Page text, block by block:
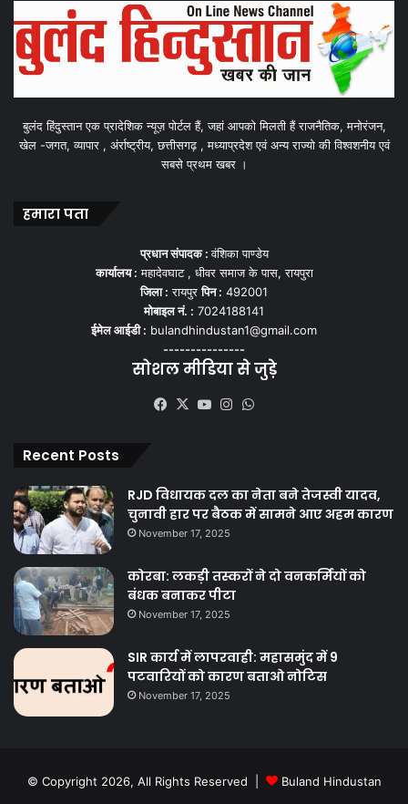
बुलंद हिंदुस्तान एक प्रादेशिक न्यूज़ पोर्टल हैं, जहां आपको मिलती हैं राजनैतिक, मनोरंजन,
खेल -जगत, व्यापार , अंर्राष्ट्रीय, छत्तीसगढ़ , मध्याप्रदेश एवं अन्य राज्यो की विश्वशनीय एवं
सबसे प्रथम खबर ।
हमारा पता
प्रधान संपादक :वंशिका पाण्डेय
कार्यालय : महादेवघाट , धीवर समाज के पास, रायपुरा
जिला : रायपुरपिन : 492001
मोबाइल नं. : 7024188141
ईमेल आईडी : bulandhindustan1@gmail.com
---------------
सोशल मीडिया से जुड़े
Facebook
X YouTubeInstagram
Recent Posts
RJD विधायक दल का नेता बने तेजस्वी यादव,
चुनावी हार पर बैठक में सामने आए अहम कारण
November 17, 2025
कोरबा: लकड़ी तस्करों ने दो वनकर्मियों को
बंधक बनाकर पीटा
November 17, 2025
SIR कार्य में लापरवाही: महासमुंद में 9
पटवारियों को कारण बताओ नोटिस
November 17, 2025
© Copyright 2026, All Rights Reserved | Buland Hindustan